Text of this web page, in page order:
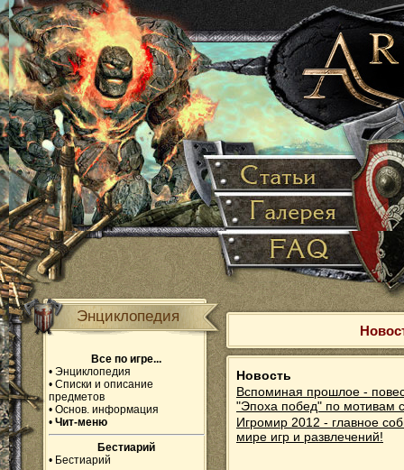
Энциклопедия
Все по игре...
• Энциклопедия
• Списки и описание
предметов
• Основ. информация
• Чит-меню
Бестиарий
• Бестиарий
Новость
Вспоминая прошлое -
"Эпоха побед" по мотивам
Игромир 2012 - главное
мире игр и развлечений!